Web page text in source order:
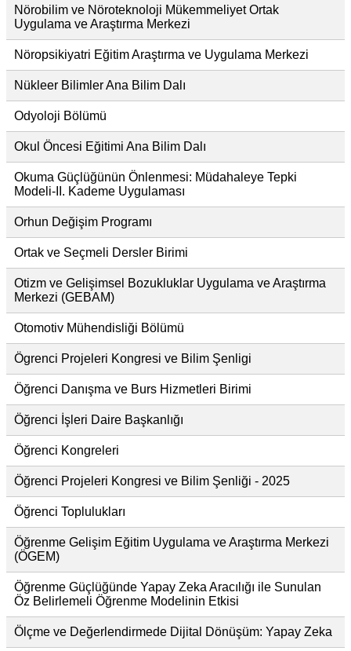
Nörobilim ve Nöroteknoloji Mükemmeliyet Ortak
Uygulama ve Araştırma Merkezi
Nöropsikiyatri Eğitim Araştırma ve Uygulama Merkezi
Nükleer Bilimler Ana Bilim Dalı
Odyoloji Bölümü
Okul Öncesi Eğitimi Ana Bilim Dalı
Okuma Güçlüğünün Önlenmesi: Müdahaleye Tepki
Modeli-II. Kademe Uygulaması
Orhun Değişim Programı
Ortak ve Seçmeli Dersler Birimi
Otizm ve Gelişimsel Bozukluklar Uygulama ve Araştırma
Merkezi (GEBAM)
Otomotiv Mühendisliği Bölümü
Ögrenci Projeleri Kongresi ve Bilim Şenligi
Öğrenci Danışma ve Burs Hizmetleri Birimi
Öğrenci İşleri Daire Başkanlığı
Öğrenci Kongreleri
Öğrenci Projeleri Kongresi ve Bilim Şenliği - 2025
Öğrenci Toplulukları
Öğrenme Gelişim Eğitim Uygulama ve Araştırma Merkezi
(ÖGEM)
Öğrenme Güçlüğünde Yapay Zeka Aracılığı ile Sunulan
Öz Belirlemeli Öğrenme Modelinin Etkisi
Ölçme ve Değerlendirmede Dijital Dönüşüm: Yapay Zeka